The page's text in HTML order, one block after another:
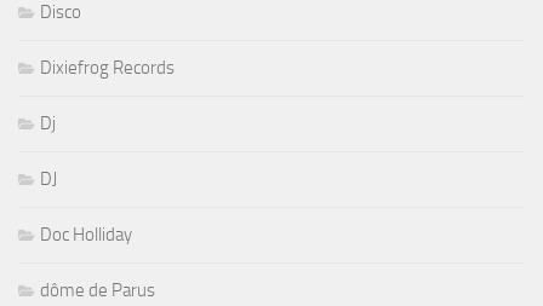
Disco
Dixiefrog Records
Dj
DJ
Doc Holliday
dôme de Parus